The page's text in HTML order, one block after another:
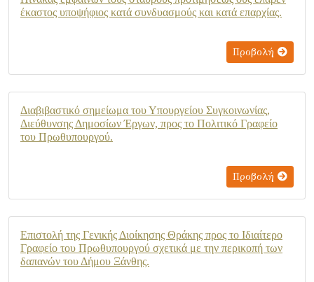
έκαστος υποψήφιος κατά συνδυασμούς και κατά επαρχίας.
Προβολή
Διαβιβαστικό σημείωμα του Υπουργείου Συγκοινωνίας,
Διεύθυνσης Δημοσίων Έργων, προς το Πολιτικό Γραφείο
του Πρωθυπουργού.
Προβολή
Επιστολή της Γενικής Διοίκησης Θράκης προς το Ιδιαίτερο
Γραφείο του Πρωθυπουργού σχετικά με την περικοπή των
δαπανών του Δήμου Ξάνθης.